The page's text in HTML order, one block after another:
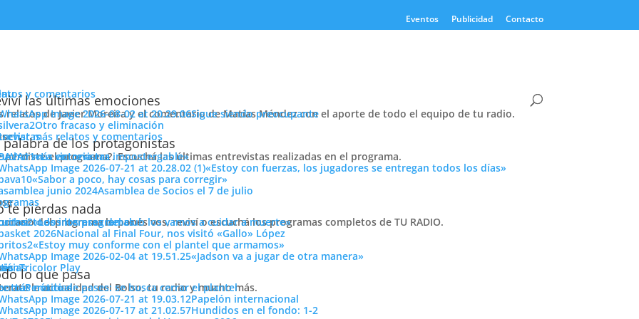
Eventos Publicidad Contacto
y comentarios
las últimas emociones
relatos de Javier Moreira y el comentario de Matías Méndez con el aporte de todo el equipo de tu radio.
Sigue siendo preocupante
Otro fracaso y eliminación
más relatos y comentarios
palabra de los protagonistas
perdiste el programa?. Escuchá las últimas entrevistas realizadas en el programa.
más entrevistas
«La victoria era impostergable»
«Estoy con fuerzas, los jugadores se entregan todos los días»
«Sabor a poco, hay cosas para corregir»
Asamblea de Socios el 7 de julio
te pierdas nada
del programa lo ponés vos, reviví o escuchá los programas completos de TU RADIO.
todos los programas
«Los intereses del club los vamos a cuidar a muerte»
Nacional al Final Four, nos visitó «Gallo» López
«Estoy muy conforme con el plantel que armamos»
«Jadson va a jugar de otra manera»
Play
lo que pasa
la actualidad del Bolso, tu radio y mucho más.
más noticias
Período de pases: se busca cerrar el plantel
Papelón internacional
Hundidos en el fondo: 1-2
con novedades.
caer el pasado Domingo ante Sporting Cristal por 2 tantos a 0, que por cierto,
marco de público en el complejo deportivo tricolor, con una cantidad
Cortés firmó contrato por la tarde y Recoba volvió a trabajar con pelota.
Tweets by PasionTricolor1